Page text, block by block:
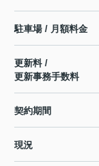
駐車場 / 月額料金
更新料 /
更新事務手数料
契約期間
現況